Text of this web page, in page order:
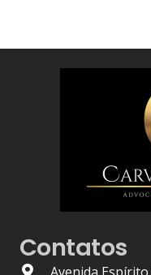
Contatos
Avenida Espírito